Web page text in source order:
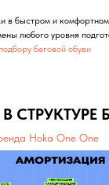
в быстром и
любого уровня
беговой обуви
СТРУКТУРЕ
Hoka One One